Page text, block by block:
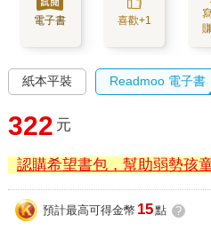
電子書 喜歡+1
紙本平裝 Readmoo 電子書
322 元
認購希望書包，幫助弱勢孩
預計最高可得金幣 15點 ?